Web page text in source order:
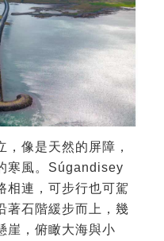
像是天然的屏障，
寒風。Súgandisey
相連，可步行也可駕
著石階緩步而上，幾
崖，俯瞰大海與小